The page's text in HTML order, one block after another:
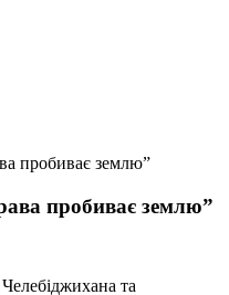
пробиває землю”
пробиває землю”
та